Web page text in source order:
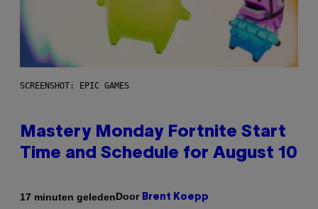
SCREENSHOT: EPIC GAMES
Mastery Monday Fortnite Start
Time and Schedule for August 10
17 minuten geledenDoor Brent Koepp